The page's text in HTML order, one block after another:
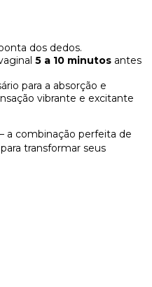
dos dedos.
5 a 10 minutos antes
para a absorção e
vibrante e excitante
– a combinação perfeita de
transformar seus